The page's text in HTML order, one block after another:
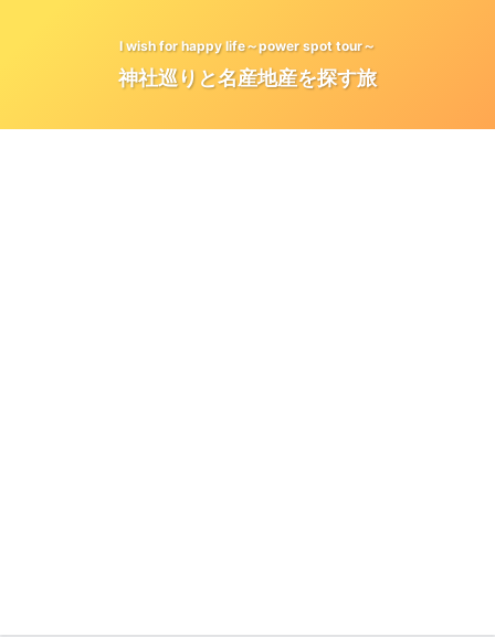
I wish for happy life～power spot tour～
神社巡りと名産地産を探す旅